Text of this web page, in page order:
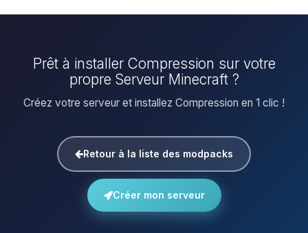
Prêt à installer Compression sur votre
propre Serveur Minecraft ?
Créez votre serveur et installez Compression en 1 clic !
Retour à la liste des modpacks
Créer mon serveur